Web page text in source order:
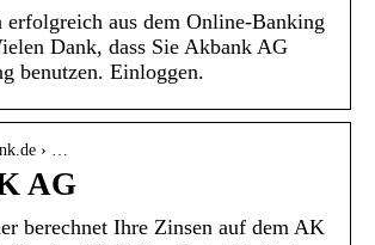
erfolgreich aus dem Online-Banking
Dank, dass Sie Akbank AG
benutzen. Einloggen.
› …
AG
berechnet Ihre Zinsen auf dem AK